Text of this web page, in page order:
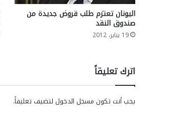
اليونان تعتزم طلب قروض جديدة من
صندوق النقد
19 يناير، 2012
اترك تعليقاً
يجب أنت تكون مسجل الدخول لتضيف تعليقاً.